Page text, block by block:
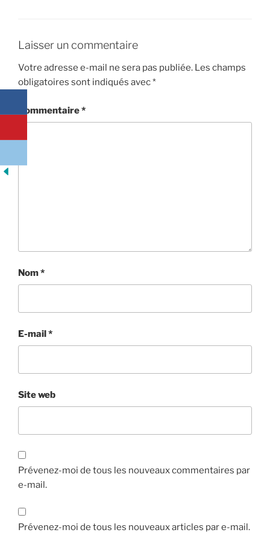
Laisser un commentaire
Votre adresse e-mail ne sera pas publiée. Les champs
obligatoires sont indiqués avec*
Commentaire*
Nom*
E-mail*
Site web
Prévenez-moi de tous les nouveaux commentaires par
e-mail.
Prévenez-moi de tous les nouveaux articles par e-mail.